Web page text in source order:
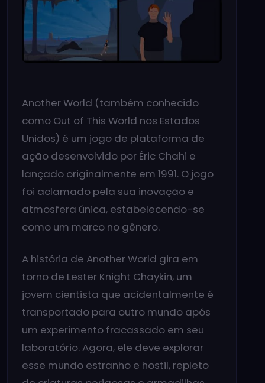
Another World (também conhecido
como Out of This World nos Estados
Unidos) é um jogo de plataforma de
ação desenvolvido por Éric Chahi e
lançado originalmente em 1991. O jogo
foi aclamado pela sua inovação e
atmosfera única, estabelecendo-se
como um marco no gênero.
A história de Another World gira em
torno de Lester Knight Chaykin, um
jovem cientista que acidentalmente é
transportado para outro mundo após
um experimento fracassado em seu
laboratório. Agora, ele deve explorar
esse mundo estranho e hostil, repleto